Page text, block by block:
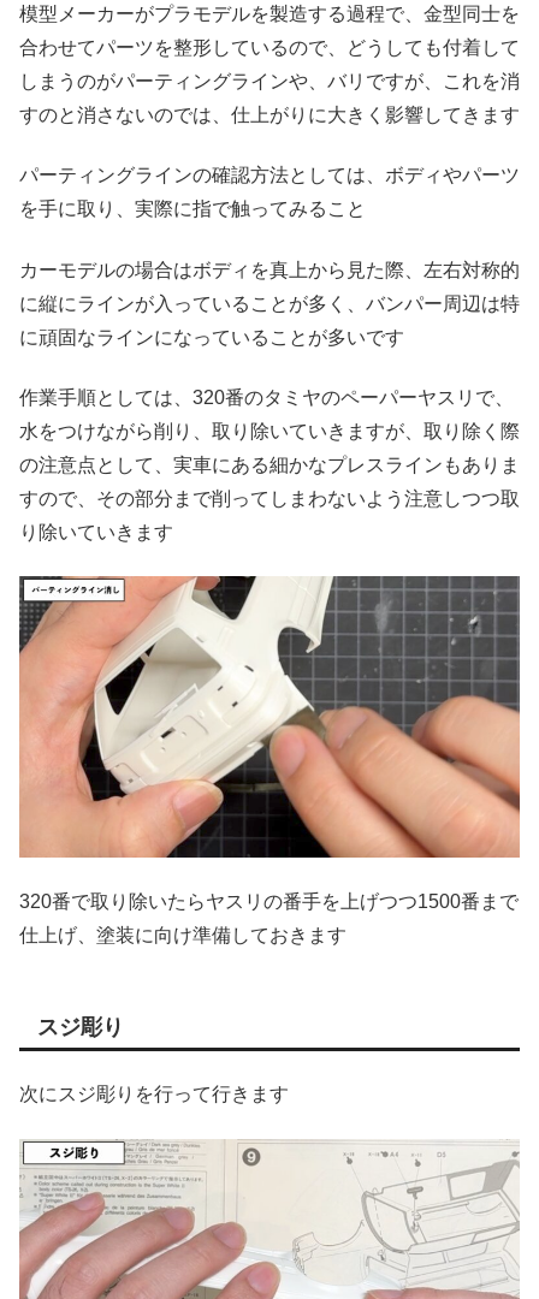
模型メーカーがプラモデルを製造する過程で、金型同士を
合わせてパーツを整形しているので、どうしても付着して
しまうのがパーティングラインや、バリですが、これを消
すのと消さないのでは、仕上がりに大きく影響してきます
パーティングラインの確認方法としては、ボディやパーツ
を手に取り、実際に指で触ってみること
カーモデルの場合はボディを真上から見た際、左右対称的
に縦にラインが入っていることが多く、バンパー周辺は特
に頑固なラインになっていることが多いです
作業手順としては、320番のタミヤのペーパーヤスリで、
水をつけながら削り、取り除いていきますが、取り除く際
の注意点として、実車にある細かなプレスラインもありま
すので、その部分まで削ってしまわないよう注意しつつ取
り除いていきます
320番で取り除いたらヤスリの番手を上げつつ1500番まで
仕上げ、塗装に向け準備しておきます
スジ彫り
次にスジ彫りを行って行きます